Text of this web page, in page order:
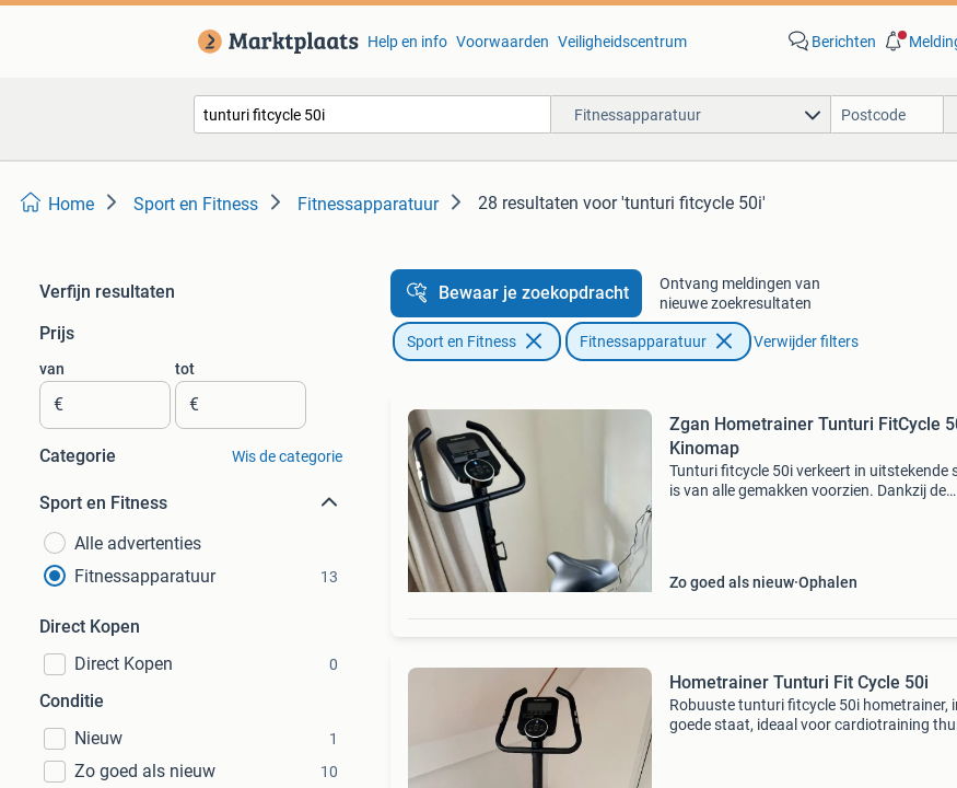
Help en info Voorwaarden Veiligheidscentrum Berichten
Fitnessapparatuur
Home Sport en Fitness Fitnessapparatuur 28 resultaten voor 'tunturi fitcycle 50i'
Verfijn resultaten
Prijs
van
€
tot
€
Categorie Wis de categorie
Sport en Fitness
Alle advertenties
Fitnessapparatuur
13
Direct Kopen
Direct Kopen
0
Conditie
Nieuw
1
Zo goed als nieuw 10
Bewaar je zoekopdracht
Ontvang meldingen van
nieuwe zoekresultaten
Sport en Fitness Fitnessapparatuur Verwijder filters
Zgan Hometrainer Tunturi FitCycle
Kinomap
Tunturi fitcycle 50i verkeert in uitstekende
is van alle gemakken voorzien. Dankzij de
Zo goed als nieuw Ophalen
Hometrainer Tunturi Fit Cycle 50i
Robuuste tunturi fitcycle 50i hometrainer,
goede staat, ideaal voor cardiotraining